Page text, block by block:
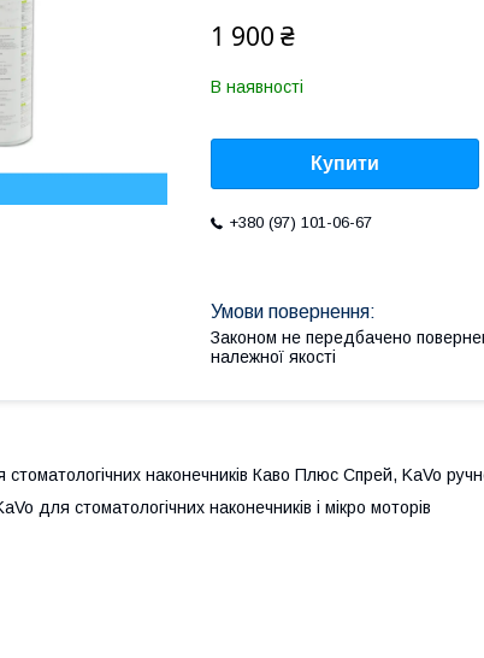
1 900 ₴
В наявності
Купити
+380 (97) 101-06-67
Законом не передбачено
належної якості
наконечників Каво Плюс Спрей, KaVo
для стоматологічних наконечників і мікро моторів